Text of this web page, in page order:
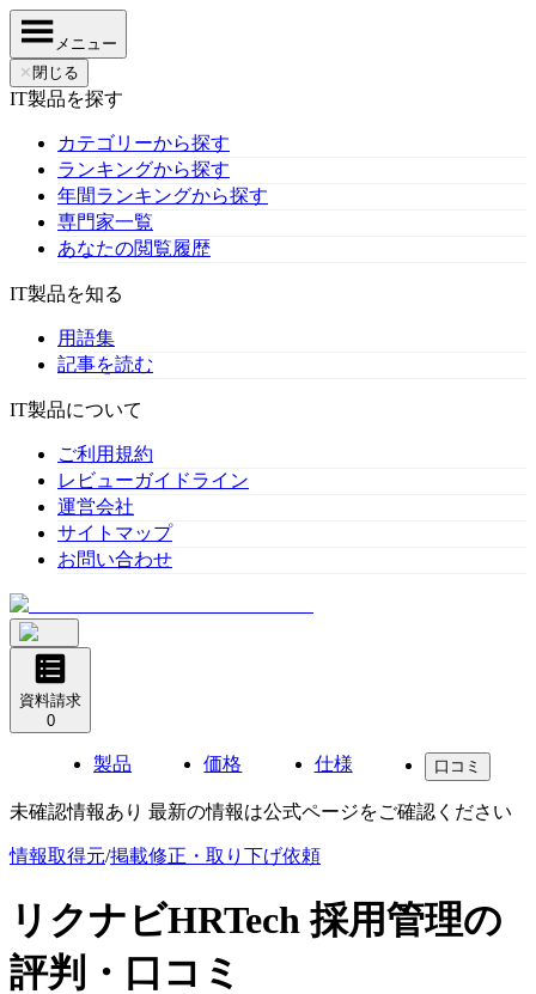
メニュー
✕ 閉じる
IT製品を探す
カテゴリーから探す
ランキングから探す
年間ランキングから探す
専門家一覧
あなたの閲覧履歴
IT製品を知る
用語集
記事を読む
IT製品について
ご利用規約
レビューガイドライン
運営会社
サイトマップ
お問い合わせ
資料請求
0
製品 価格 仕様 口コミ
未確認情報あり 最新の情報は公式ページをご確認ください
情報取得元/掲載修正・取り下げ依頼
リクナビHRTech 採用管理の
評判・口コミ